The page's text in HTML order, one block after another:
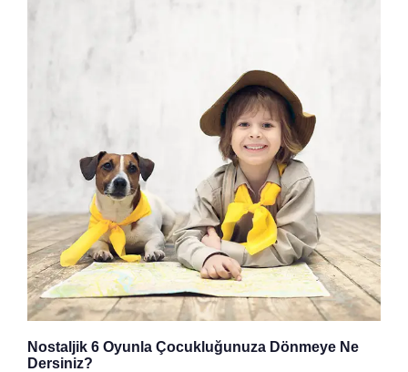
Nostaljik 6 Oyunla Çocukluğunuza Dönmeye Ne
Dersiniz?